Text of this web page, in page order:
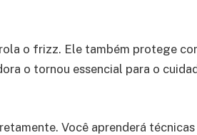
o frizz. Ele também protege
o tornou essencial para o
Você aprenderá